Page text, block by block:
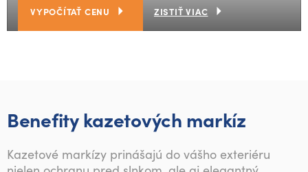
VYPOČÍTAŤ CENU ZISTIŤ VIAC
Benefity kazetových markíz
Kazetové markízy prinášajú do vášho exteriéru